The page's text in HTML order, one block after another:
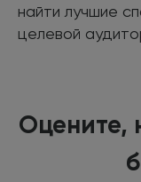
найти лучшие
целевой
Оцените,